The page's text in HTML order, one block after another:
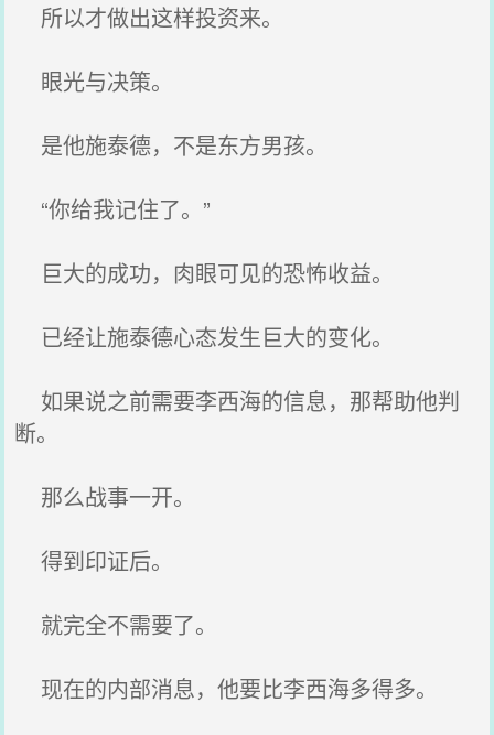
所以才做出这样投资来。
眼光与决策。
是他施泰德，不是东方男孩。
“你给我记住了。”
巨大的成功，肉眼可见的恐怖收益。
已经让施泰德心态发生巨大的变化。
如果说之前需要李西海的信息，那帮助他判
断。
那么战事一开。
得到印证后。
就完全不需要了。
现在的内部消息，他要比李西海多得多。